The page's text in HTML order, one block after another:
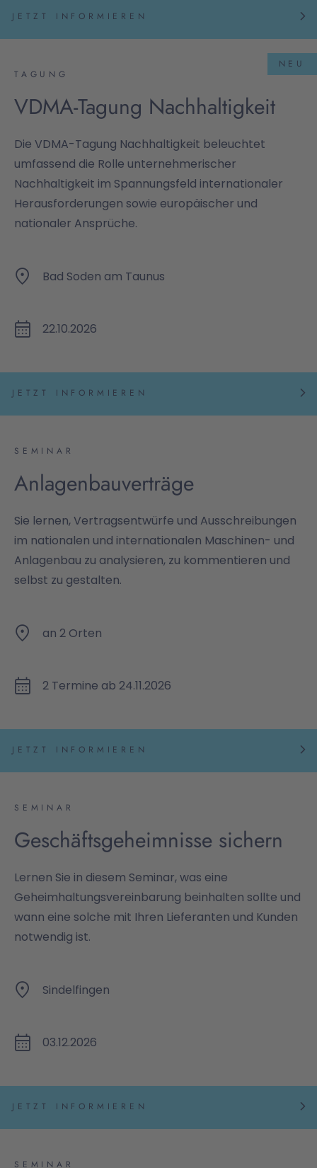
JETZT INFORMIEREN
TAGUNG
VDMA-Tagung Nachhaltigkeit
NEU
Die VDMA-Tagung Nachhaltigkeit beleuchtet
umfassend die Rolle unternehmerischer
Nachhaltigkeit im Spannungsfeld internationaler
Herausforderungen sowie europäischer und
nationaler Ansprüche.
Bad Soden am Taunus
22.10.2026
JETZT INFORMIEREN
SEMINAR
Anlagenbauverträge
Sie lernen, Vertragsentwürfe und Ausschreibungen
im nationalen und internationalen Maschinen- und
Anlagenbau zu analysieren, zu kommentieren und
selbst zu gestalten.
an 2 Orten
2 Termine ab 24.11.2026
JETZT INFORMIEREN
SEMINAR
Geschäftsgeheimnisse sichern
Lernen Sie in diesem Seminar, was eine
Geheimhaltungsvereinbarung beinhalten sollte und
wann eine solche mit Ihren Lieferanten und Kunden
notwendig ist.
Sindelfingen
03.12.2026
JETZT INFORMIEREN
SEMINAR